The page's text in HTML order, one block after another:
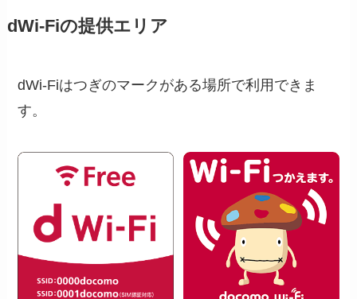
dWi-Fiの提供エリア
dWi-Fiはつぎのマークがある場所で利用できま
す。